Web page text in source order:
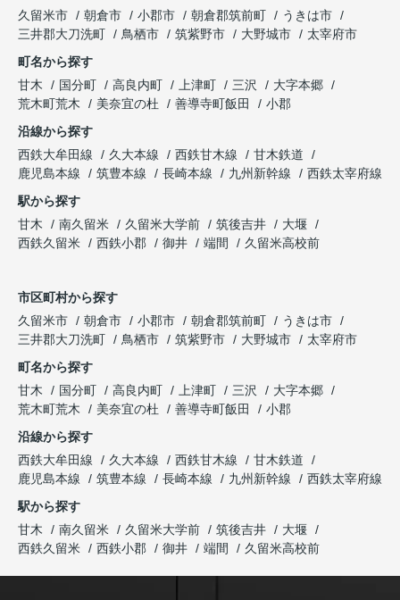
久留米市
朝倉市 小郡市 朝倉郡筑前町
うきは市
三井郡大刀洗町
鳥栖市 筑紫野市 大野城市
太宰府市
町名から探す
甘木
国分町 高良内町 上津町 三沢
大字本郷
荒木町荒木
美奈宜の杜 善導寺町飯田
小郡
沿線から探す
西鉄大牟田線
久大本線 西鉄甘木線
甘木鉄道
鹿児島本線
筑豊本線 長崎本線 九州新幹線
西鉄太宰府線
駅から探す
甘木
南久留米 久留米大学前 筑後吉井
大堰
西鉄久留米
西鉄小郡 御井 端間 久留米高校前
市区町村から探す
久留米市
朝倉市 小郡市 朝倉郡筑前町
うきは市
三井郡大刀洗町
鳥栖市 筑紫野市 大野城市
太宰府市
町名から探す
甘木
国分町 高良内町 上津町 三沢
大字本郷
荒木町荒木
美奈宜の杜 善導寺町飯田
小郡
沿線から探す
西鉄大牟田線
久大本線 西鉄甘木線
甘木鉄道
鹿児島本線
筑豊本線 長崎本線 九州新幹線
西鉄太宰府線
駅から探す
甘木
南久留米 久留米大学前 筑後吉井
大堰
西鉄久留米
西鉄小郡 御井 端間 久留米高校前